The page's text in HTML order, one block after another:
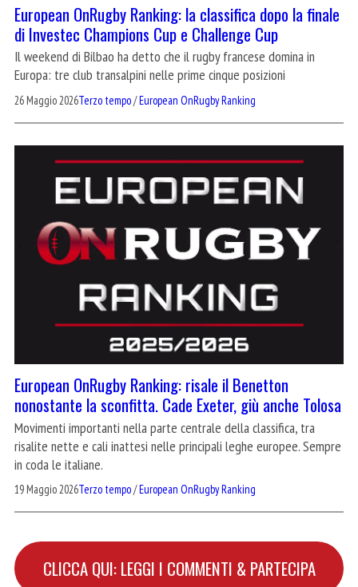
European OnRugby Ranking: la classifica dopo la finale
di Investec Champions Cup e Challenge Cup
Il weekend di Bilbao ha detto che il rugby francese domina in
Europa: tre club transalpini nelle prime cinque posizioni
26 Maggio 2026Terzo tempo/European OnRugby Ranking
European OnRugby Ranking: risale il Benetton
nonostante la sconfitta. Cade Exeter, giù anche Tolosa
Movimenti importanti nella parte centrale della classifica, tra
risalite nette e cali inattesi nelle principali leghe europee. Sempre
in coda le italiane.
19 Maggio 2026Terzo tempo/European OnRugby Ranking
CLICCA QUI: LEGGI I COMMENTI & PARTECIPA